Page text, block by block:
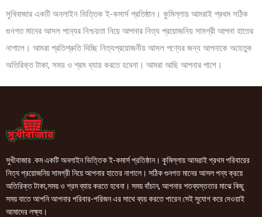
সুখিবাজার একটি অনলাইন ভিত্তিক ই-কমার্স প্রতিষ্ঠান। কুমিল্লায় আমরাই প্রথম সঠিক
গুনগত মানের আসল পন্যের নিশ্চয়তা নিয়ে আপনার নিত্য প্রয়োজনিয় সামগ্রী আপনা হাতের
নাগালে। আমরা প্রতিশ্রুতি দিচ্ছি নিত্যপ্রয়োজনীয় আসল পণ্যের জন্য আপনাকে অহেতুক
অতিরিক্ত টাকা, সময় ও শ্রম ব্যায় করতে হবেনা। আমরা আছি আপনার পাশে।
সুখীবাজার .কম একটি অনলাইন ভিত্তিক ই-কমার্স প্রতিষ্ঠান। কুমিল্লায় আমরাই প্রথম পরিবারের
নিত্য প্রয়োজনিয় সামগ্রী নিয়ে আপনার হাতের নাগালে। সঠিক গুনগত মানের আসল পন্য ক্রয়ে
অতিরিক্ত টাকা,সময় ও শ্রম ব্যায় করতে হবেনা। সময় বাঁচান, আপনার শতব্যস্ততার মাঝে কিছু
সময় যাতে আপনি আপনার পরিবার-পরিজন এর সাথে ব্যয় করতে পারেন সেই সুযোগ করে দেওয়াই
আমাদের লক্ষ্য।